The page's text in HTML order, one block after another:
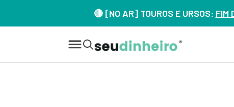
🔴 [NO AR] TOUROS E URSOS: FIM